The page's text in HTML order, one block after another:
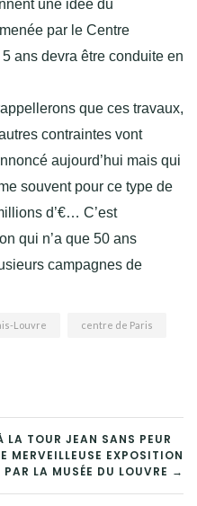
une idée du
par le Centre
ans devra être conduite en
que ces travaux,
contraintes vont
aujourd’hui mais qui
souvent pour ce type de
d’€… C’est
qui n’a que 50 ans
campagnes de
Louvre centre de Paris
TOUR JEAN SANS PEUR
MERVEILLEUSE EXPOSITION
PAR LA MUSÉE DU LOUVRE →